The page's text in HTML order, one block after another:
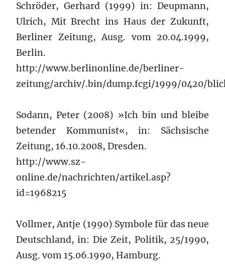
Schröder, Gerhard (1999) in: Deupmann,
Ulrich, Mit Brecht ins Haus der Zukunft,
Berliner Zeitung, Ausg. vom 20.04.1999,
Berlin.
http://www.berlinonline.de/berliner-
zeitung/archiv/.bin/dump.fcgi/1999/0420/
Sodann, Peter (2008) »Ich bin und bleibe
betender Kommunist«, in: Sächsische
Zeitung, 16.10.2008, Dresden.
http://www.sz-
online.de/nachrichten/artikel.asp?
id=1968215
Vollmer, Antje (1990) Symbole für das neue
Deutschland, in: Die Zeit, Politik, 25/1990,
Ausg. vom 15.06.1990, Hamburg.